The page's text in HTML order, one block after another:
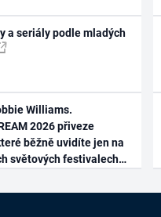
a seriály podle mladých
Williams.
2026 přiveze
běžně uvidíte jen na
světových festivalech